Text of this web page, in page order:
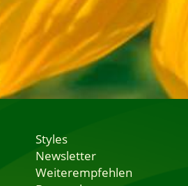
Styles
Newsletter
Weiterempfehlen